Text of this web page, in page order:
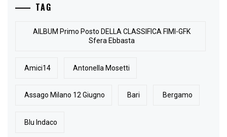
TAG
AlLBUM Primo Posto DELLA CLASSIFICA FIMI-GFK
Sfera Ebbasta
Amici14 Antonella Mosetti
Assago Milano 12 Giugno Bari Bergamo
Blu Indaco